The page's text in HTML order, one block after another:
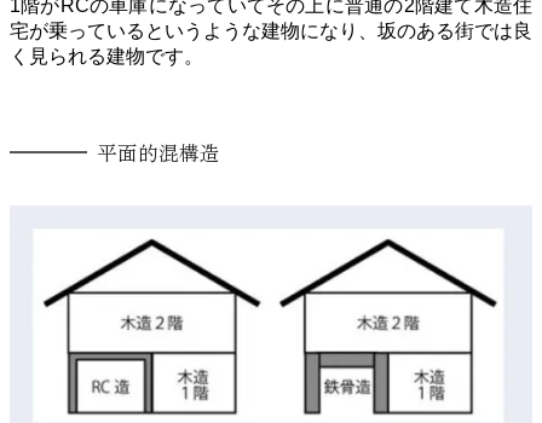
1階がRCの車庫になっていてその上に普通の2階建て木造住
宅が乗っているというような建物になり、坂のある街では良
く見られる建物です。
平面的混構造